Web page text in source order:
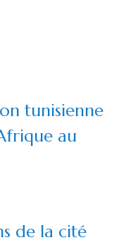
tunisienne
au
de la cité